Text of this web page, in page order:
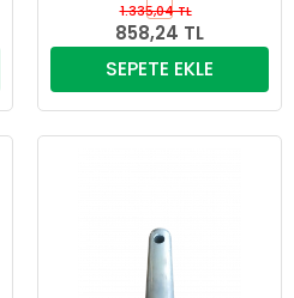
858,24 TL
1.335,04 TL
SEPETE EKLE